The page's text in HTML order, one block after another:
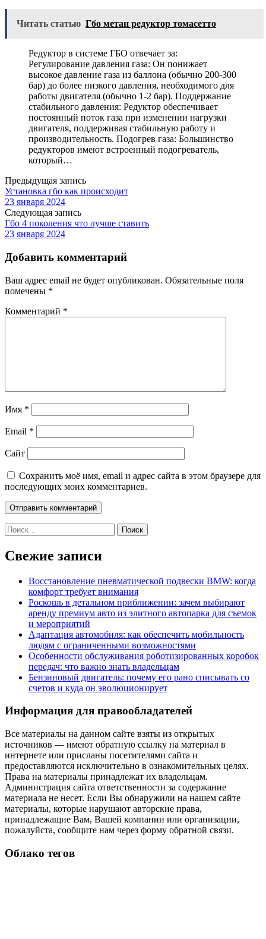
Читать статью Гбо метан редуктор томасетто
Редуктор в системе ГБО отвечает за:
Регулирование давления газа: Он понижает
высокое давление газа из баллона (обычно 200-300
бар) до более низкого давления, необходимого для
работы двигателя (обычно 1-2 бар). Поддержание
стабильного давления: Редуктор обеспечивает
постоянный поток газа при изменении нагрузки
двигателя, поддерживая стабильную работу и
производительность. Подогрев газа: Большинство
редукторов имеют встроенный подогреватель,
который…
Предыдущая запись
Установка гбо как происходит
23 января 2024
Следующая запись
Гбо 4 поколения что лучше ставить
23 января 2024
Добавить комментарий
Ваш адрес email не будет опубликован. Обязательные поля
помечены *
Комментарий *
Имя *
Email *
Сайт
Сохранить моё имя, email и адрес сайта в этом браузере для
последующих моих комментариев.
Найти:
Свежие записи
Восстановление пневматической подвески BMW: когда
комфорт требует внимания
Роскошь в детальном приближении: зачем выбирают
аренду премиум авто из элитного автопарка для съемок
и мероприятий
Адаптация автомобиля: как обеспечить мобильность
людям с ограниченными возможностями
Особенности обслуживания роботизированных коробок
передач: что важно знать владельцам
Бензиновый двигатель: почему его рано списывать со
счетов и куда он эволюционирует
Информация для правообладателей
Все материалы на данном сайте взяты из открытых
источников — имеют обратную ссылку на материал в
интернете или присланы посетителями сайта и
предоставляются исключительно в ознакомительных целях.
Права на материалы принадлежат их владельцам.
Администрация сайта ответственности за содержание
материала не несет. Если Вы обнаружили на нашем сайте
материалы, которые нарушают авторские права,
принадлежащие Вам, Вашей компании или организации,
пожалуйста, сообщите нам через форму обратной связи.
Облако тегов